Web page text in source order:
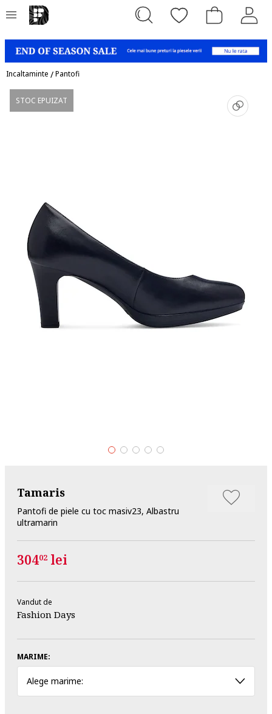
Incaltaminte /Pantofi
STOC EPUIZAT
Tamaris
Pantofi de piele cu toc masiv23, Albastru
ultramarin
30402 lei
Vandut de
Fashion Days
MARIME:
Alege marime: